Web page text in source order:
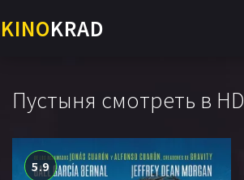
KINOKRAD
Пустыня смотреть в HD
5.9